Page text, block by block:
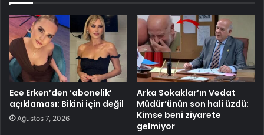
Ece Erken’den ‘abonelik’
açıklaması: Bikini için değil
Ağustos 7, 2026
Arka Sokaklar’ın Vedat
Müdür’ünün son hali üzdü:
Kimse beni ziyarete
gelmiyor